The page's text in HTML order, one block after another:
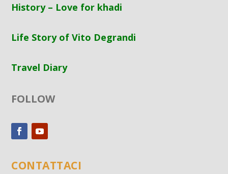
History – Love for khadi
Life Story of Vito Degrandi
Travel Diary
FOLLOW
CONTATTACI